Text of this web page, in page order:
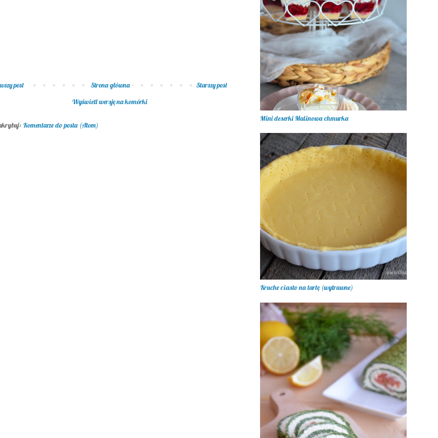
post Starszy post
Strona główna
Wyświetl wersję na komórki
Komentarze do posta (Atom)
Mini deserki Malinowa chmurka
Kruche ciasto na tartę (wytrawne)